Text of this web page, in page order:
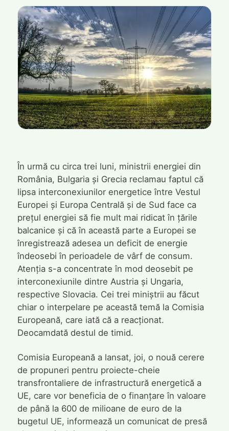
În urmă cu circa trei luni, ministrii energiei din
România, Bulgaria și Grecia reclamau faptul că
lipsa interconexiunilor energetice între Vestul
Europei și Europa Centrală și de Sud face ca
prețul energiei să fie mult mai ridicat în țările
balcanice și că în această parte a Europei se
înregistrează adesea un deficit de energie
îndeosebi în perioadele de vârf de consum.
Atenția s-a concentrate în mod deosebit pe
interconexiunile dintre Austria și Ungaria,
respective Slovacia. Cei trei miniștrii au făcut
chiar o interpelare pe această temă la Comisia
Europeană, care iată că a reacționat.
Deocamdată destul de timid.
Comisia Europeană a lansat, joi, o nouă cerere
de propuneri pentru proiecte-cheie
transfrontaliere de infrastructură energetică a
UE, care vor beneficia de o finanțare în valoare
de până la 600 de milioane de euro de la
bugetul UE, informează un comunicat de presă